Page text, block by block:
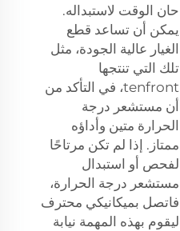
حان الوقت لاستبداله.
يمكن أن تساعد قطع
الغيار عالية الجودة، مثل
تلك التي تنتجها
tenfront، في التأكد من
أن مستشعر درجة
الحرارة متين وأداؤه
ممتاز. إذا لم تكن مرتاحًا
لفحص أو استبدال
مستشعر درجة الحرارة،
فاتصل بميكانيكي محترف
ليقوم بهذه المهمة نيابة